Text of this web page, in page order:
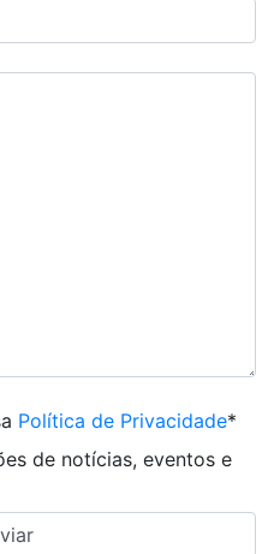
Política de Privacidade*
de notícias, eventos e